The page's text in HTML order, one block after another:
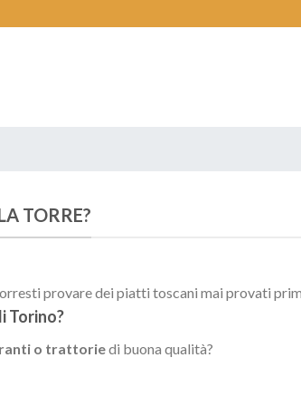
TORRE?
provare dei piatti toscani mai provati
Torino?
o trattoriedi buona qualità?